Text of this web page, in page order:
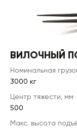
ВИЛОЧНЫЙ
Номинальная
3000 кг
Центр тяжести, мм
500
Макс. высота